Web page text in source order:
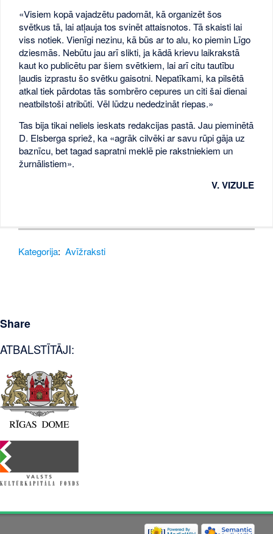
«Visiem kopā vajadzētu padomāt, kā organizēt šos
svētkus tā, lai atļauja tos svinēt attaisnotos. Tā skaisti lai
viss notiek. Vienīgi nezinu, kā būs ar to alu, ko piemin Līgo
dziesmās. Nebūtu jau arī slikti, ja kādā krievu laikrakstā
kaut ko publicētu par šiem svētkiem, lai arī citu tautību
ļaudis izprastu šo svētku gaisotni. Nepatīkami, ka pilsētā
atkal tiek pārdotas tās sombrēro cepures un citi šai dienai
neatbilstoši atribūti. Vēl lūdzu nededzināt riepas.»
Tas bija tikai neliels ieskats redakcijas pastā. Jau pieminētā
D. Elsberga spriež, ka «agrāk cilvēki ar savu rūpi gāja uz
baznīcu, bet tagad sapratni meklē pie rakstniekiem un
žurnālistiem».
V. VIZULE
Kategorija: Avīžraksti
Share
ATBALSTĪTĀJI: